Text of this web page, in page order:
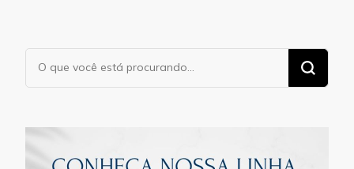
Procurando
algo?